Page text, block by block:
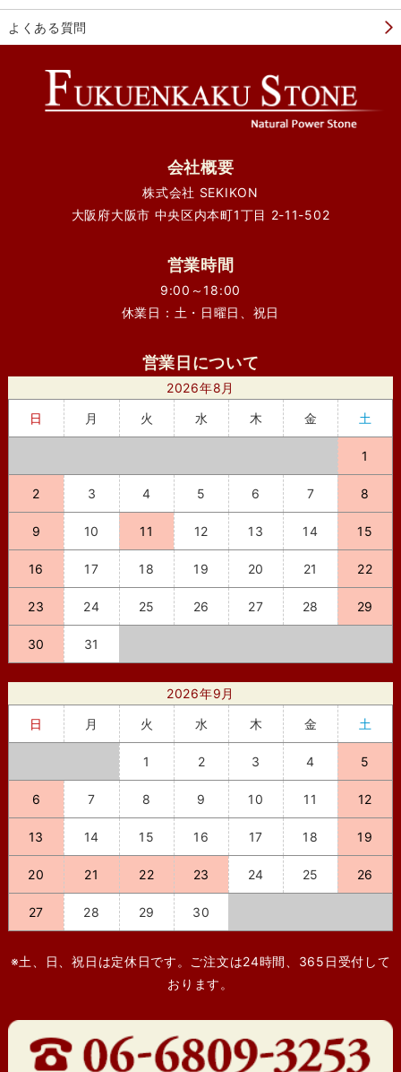
よくある質問
会社概要
株式会社 SEKIKON
大阪府大阪市 中央区内本町1丁目 2-11-502
営業時間
9:00～18:00
休業日：土・日曜日、祝日
営業日について
2026年8月
日
月 火 水 木 金 土
1
2 3 4 5 6 7 8
9 10 11 12 13 14 15
16 17 18 19 20 21 22
23 24 25 26 27 28 29
30 31
2026年9月
日
月 火 水 木 金 土
1 2 3 4 5
6 7 8 9 10 11 12
13 14 15 16 17 18 19
20 21 22 23 24 25 26
27 28 29 30
※土、日、祝日は定休日です。ご注文は24時間、365日受付して
おります。